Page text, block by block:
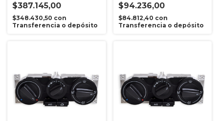
$387.145,00
$348.430,50 con
Transferencia o depósito
$94.236,00
$84.812,40 con
Transferencia o depósito